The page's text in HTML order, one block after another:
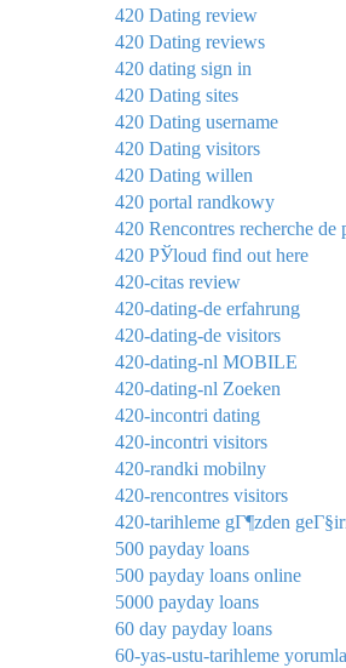
420 Dating review
420 Dating reviews
420 dating sign in
420 Dating sites
420 Dating username
420 Dating visitors
420 Dating willen
420 portal randkowy
420 Rencontres recherche de
420 РЎloud find out here
420-citas review
420-dating-de erfahrung
420-dating-de visitors
420-dating-nl MOBILE
420-dating-nl Zoeken
420-incontri dating
420-incontri visitors
420-randki mobilny
420-rencontres visitors
420-tarihleme gГ¶zden
500 payday loans
500 payday loans online
5000 payday loans
60 day payday loans
60-yas-ustu-tarihleme